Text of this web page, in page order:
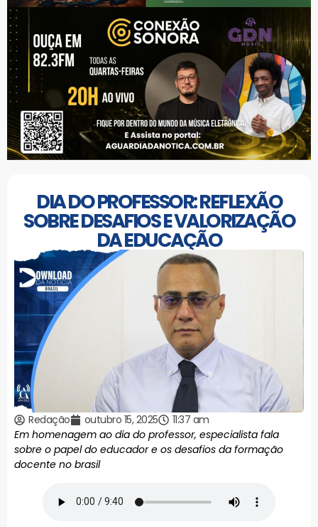
DIA DO PROFESSOR: REFLEXÃO
SOBRE DESAFIOS E VALORIZAÇÃO
DA EDUCAÇÃO
Redação outubro 15, 2025
11:37 am
Em homenagem ao dia do professor, especialista fala
sobre o papel do educador e os desafios da formação
docente no brasil